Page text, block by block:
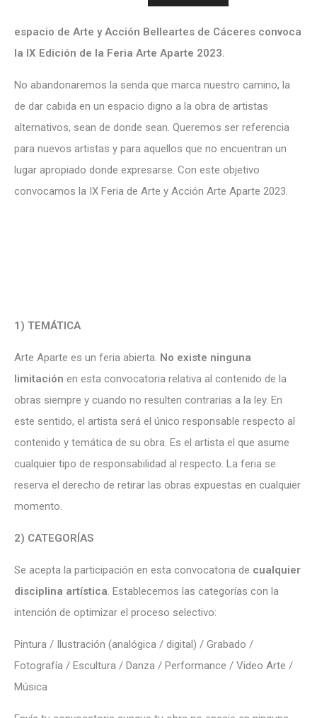
espacio de Arte y Acción Belleartes de Cáceres convoca
la IX Edición de la Feria Arte Aparte 2023.
No abandonaremos la senda que marca nuestro camino, la
de dar cabida en un espacio digno a la obra de artistas
alternativos, sean de donde sean. Queremos ser referencia
para nuevos artistas y para aquellos que no encuentran un
lugar apropiado donde expresarse. Con este objetivo
convocamos la IX Feria de Arte y Acción Arte Aparte 2023.
1) TEMÁTICA
Arte Aparte es un feria abierta. No existe ninguna
limitación en esta convocatoria relativa al contenido de la
obras siempre y cuando no resulten contrarias a la ley. En
este sentido, el artista será el único responsable respecto al
contenido y temática de su obra. Es el artista el que asume
cualquier tipo de responsabilidad al respecto. La feria se
reserva el derecho de retirar las obras expuestas en cualquier
momento.
2) CATEGORÍAS
Se acepta la participación en esta convocatoria de cualquier
disciplina artística. Establecemos las categorías con la
intención de optimizar el proceso selectivo:
Pintura / Ilustración (analógica / digital) / Grabado /
Fotografía / Escultura / Danza / Performance / Video Arte /
Música